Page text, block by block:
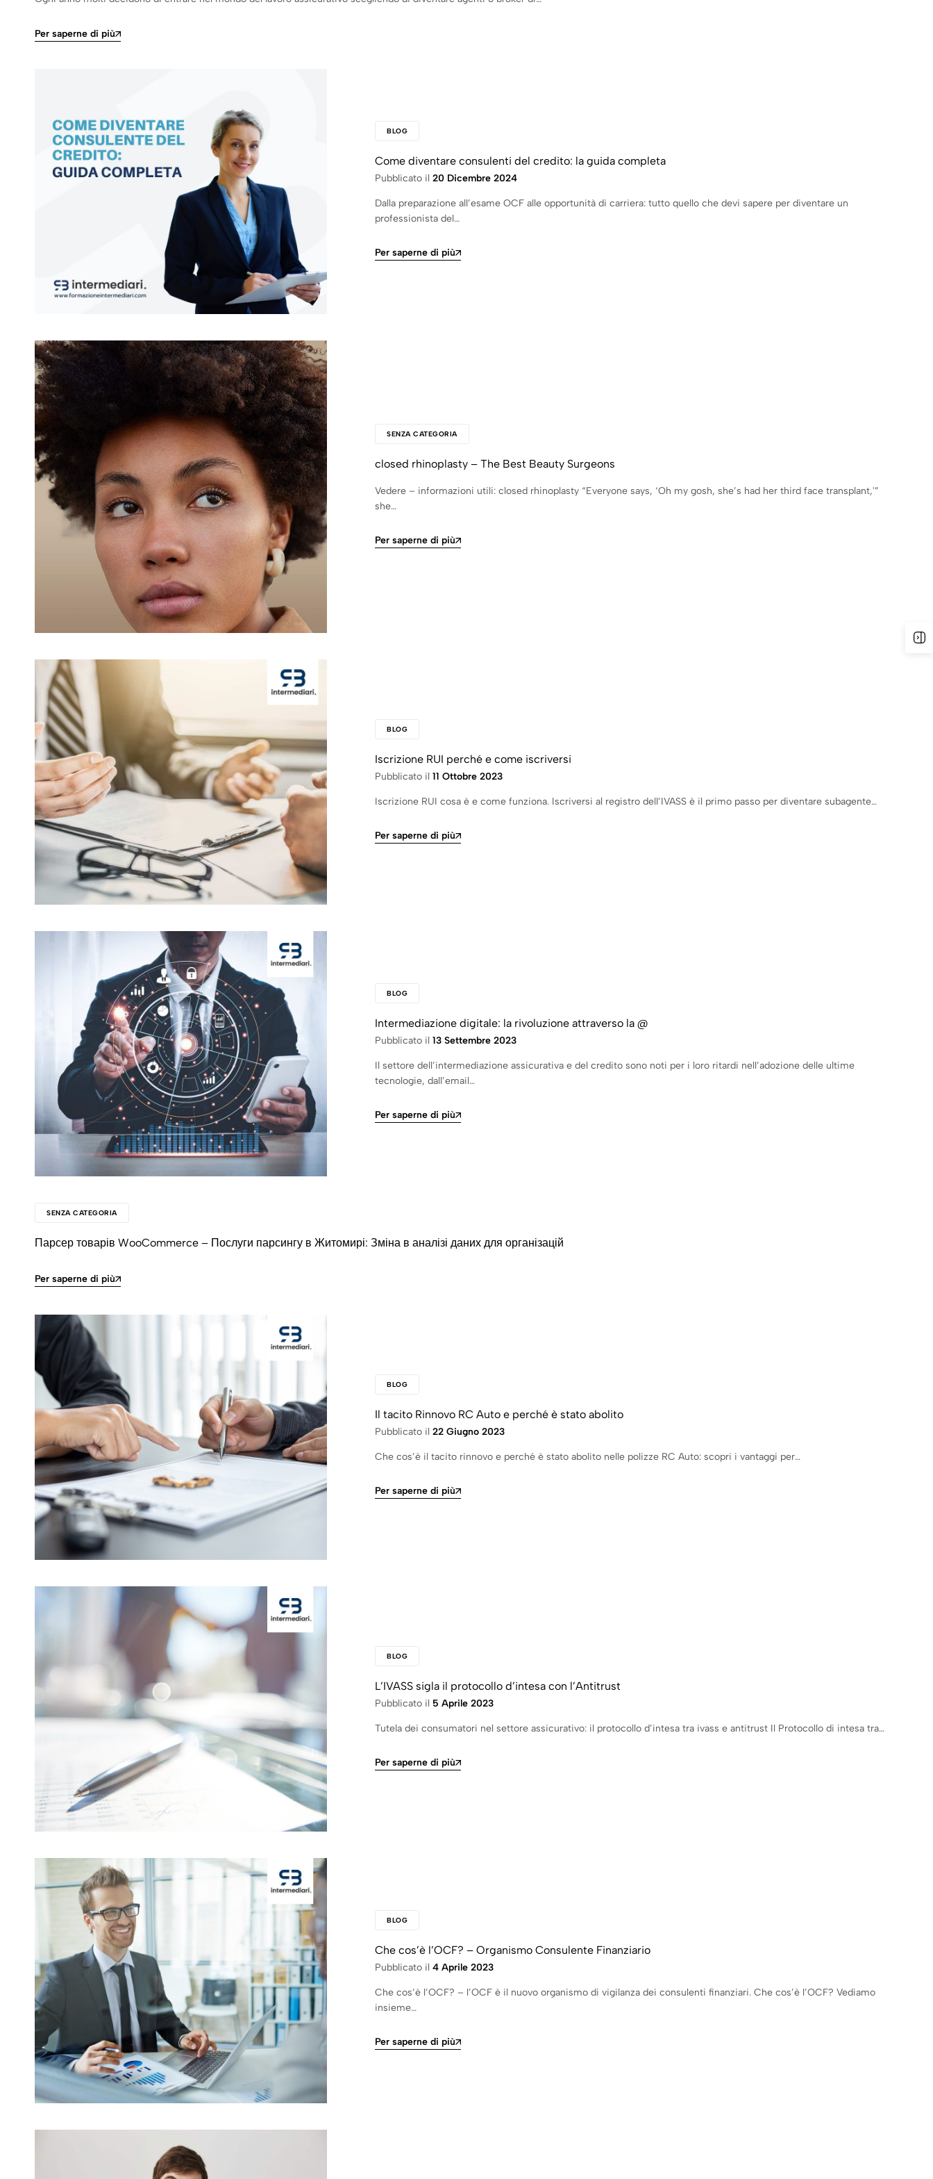
Per saperne di più
BLOG
Come diventare consulenti del credito: la guida completa
Pubblicato il 20 Dicembre 2024
Dalla preparazione all’esame OCF alle opportunità di carriera: tutto quello che devi sapere per diventare un
professionista del…
Per saperne di più
SENZA CATEGORIA
closed rhinoplasty – The Best Beauty Surgeons
Vedere – informazioni utili: closed rhinoplasty “Everyone says, ‘Oh my gosh, she’s had her third face transplant,'”
she…
Per saperne di più
BLOG
Iscrizione RUI perché e come iscriversi
Pubblicato il 11 Ottobre 2023
Iscrizione RUI cosa è e come funziona. Iscriversi al registro dell’IVASS è il primo passo per diventare subagente…
Per saperne di più
BLOG
Intermediazione digitale: la rivoluzione attraverso la @
Pubblicato il 13 Settembre 2023
Il settore dell’intermediazione assicurativa e del credito sono noti per i loro ritardi nell’adozione delle ultime
tecnologie, dall’email…
Per saperne di più
SENZA CATEGORIA
Парсер товарів WooCommerce – Послуги парсингу в Житомирі: Зміна в аналізі даних для організацій
Per saperne di più
BLOG
Il tacito Rinnovo RC Auto e perché è stato abolito
Pubblicato il 22 Giugno 2023
Che cos’è il tacito rinnovo e perché è stato abolito nelle polizze RC Auto: scopri i vantaggi per…
Per saperne di più
BLOG
L’IVASS sigla il protocollo d’intesa con l’Antitrust
Pubblicato il 5 Aprile 2023
Tutela dei consumatori nel settore assicurativo: il protocollo d’intesa tra ivass e antitrust Il Protocollo di intesa tra…
Per saperne di più
BLOG
Che cos’è l’OCF? – Organismo Consulente Finanziario
Pubblicato il 4 Aprile 2023
Che cos’è l’OCF? – l’OCF è il nuovo organismo di vigilanza dei consulenti finanziari. Che cos’è l’OCF? Vediamo
insieme…
Per saperne di più